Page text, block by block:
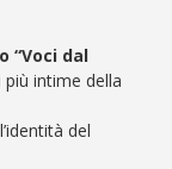
“Voci dal
intime della
del